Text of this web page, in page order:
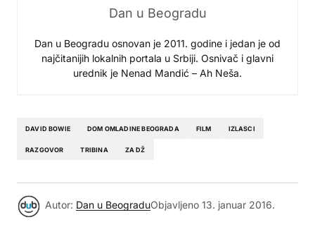
Dan u Beogradu
Dan u Beogradu osnovan je 2011. godine i jedan je od
najčitanijih lokalnih portala u Srbiji. Osnivač i glavni
urednik je Nenad Mandić – Ah Neša.
DAVID BOWIE DOM OMLADINE BEOGRADA FILM IZLASCI
RAZGOVOR TRIBINA ZA DŽ
Autor: Dan u BeograduObjavljeno 13. januar 2016.